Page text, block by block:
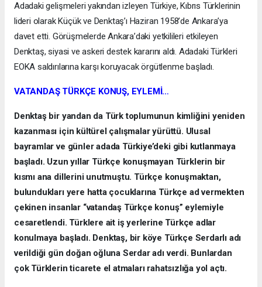
Adadaki gelişmeleri yakından izleyen Türkiye, Kıbrıs Türklerinin
lideri olarak Küçük ve Denktaş’ı Haziran 1958’de Ankara’ya
davet etti. Görüşmelerde Ankara’daki yetkilileri etkileyen
Denktaş, siyasi ve askeri destek kararını aldı. Adadaki Türkleri
EOKA saldırılarına karşı koruyacak örgütlenme başladı.
VATANDAŞ TÜRKÇE KONUŞ, EYLEMİ…
Denktaş bir yandan da Türk toplumunun kimliğini yeniden
kazanması için kültürel çalışmalar yürüttü. Ulusal
bayramlar ve günler adada Türkiye’deki gibi kutlanmaya
başladı. Uzun yıllar Türkçe konuşmayan Türklerin bir
kısmı ana dillerini unutmuştu. Türkçe konuşmaktan,
bulundukları yere hatta çocuklarına Türkçe ad vermekten
çekinen insanlar “vatandaş Türkçe konuş” eylemiyle
cesaretlendi. Türklere ait iş yerlerine Türkçe adlar
konulmaya başladı. Denktaş, bir köye Türkçe Serdarlı adı
verildiği gün doğan oğluna Serdar adı verdi. Bunlardan
çok Türklerin ticarete el atmaları rahatsızlığa yol açtı.